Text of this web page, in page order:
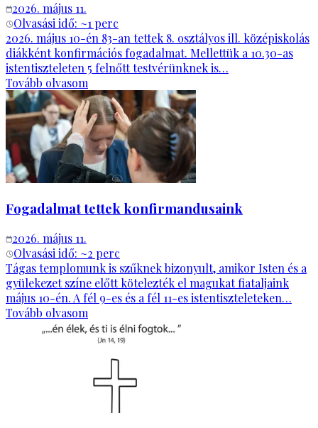
2026. május 11.
Olvasási idő: ~1 perc
2026. május 10-én 83-an tettek 8. osztályos ill. középiskolás
diákként konfirmációs fogadalmat. Mellettük a 10.30-as
istentiszteleten 5 felnőtt testvérünknek is…
Tovább olvasom
Fogadalmat tettek konfirmandusaink
2026. május 11.
Olvasási idő: ~2 perc
Tágas templomunk is szűknek bizonyult, amikor Isten és a
gyülekezet színe előtt kötelezték el magukat fiataljaink
május 10-én. A fél 9-es és a fél 11-es istentiszteleteken…
Tovább olvasom